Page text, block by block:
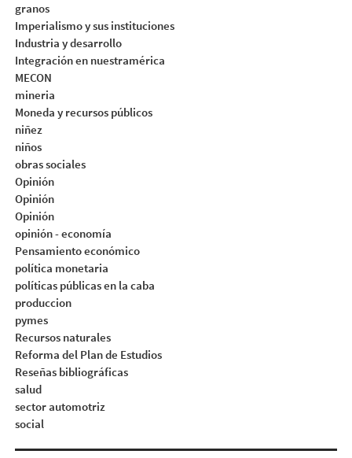
granos
Imperialismo y sus instituciones
Industria y desarrollo
Integración en nuestramérica
MECON
mineria
Moneda y recursos públicos
niñez
niños
obras sociales
Opinión
Opinión
Opinión
opinión - economía
Pensamiento económico
política monetaria
políticas públicas en la caba
produccion
pymes
Recursos naturales
Reforma del Plan de Estudios
Reseñas bibliográficas
salud
sector automotriz
social